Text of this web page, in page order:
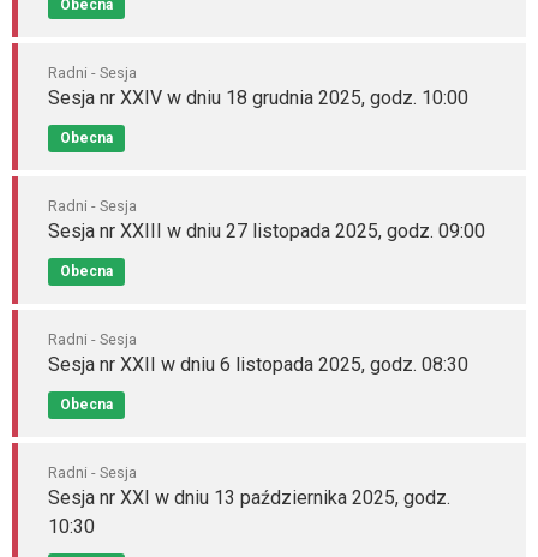
Obecna
Radni - Sesja
Sesja nr XXIV w dniu 18 grudnia 2025, godz. 10:00
Obecna
Radni - Sesja
Sesja nr XXIII w dniu 27 listopada 2025, godz. 09:00
Obecna
Radni - Sesja
Sesja nr XXII w dniu 6 listopada 2025, godz. 08:30
Obecna
Radni - Sesja
Sesja nr XXI w dniu 13 października 2025, godz.
10:30